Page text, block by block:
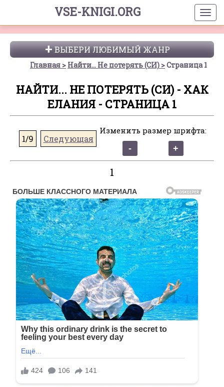
VSE-KNIGI.ORG
ВЫБЕРИ ЛЮБИМЫЙ ЖАНР
Главная Найти... Не потерять (СИ) Страница 1
НАЙТИ... НЕ ПОТЕРЯТЬ (СИ) - ХАК
ЕЛАНИЯ - СТРАНИЦА 1
1/9 Следующая
Изменить размер шрифта:
1